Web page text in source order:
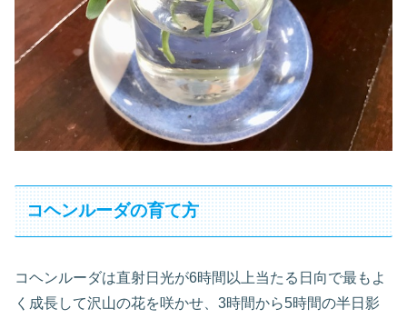
コヘンルーダの育て方
コヘンルーダは直射日光が6時間以上当たる日向で最もよ
く成長して沢山の花を咲かせ、3時間から5時間の半日影